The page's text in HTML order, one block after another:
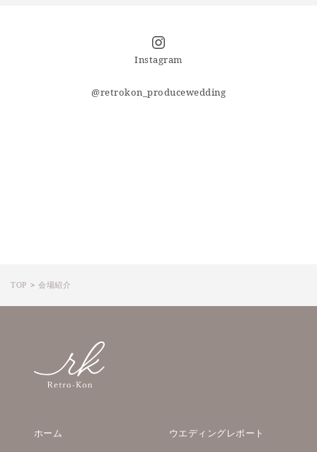
Instagram
@retrokon_producewedding
TOP 会場紹介
ホーム ウエディングレポート